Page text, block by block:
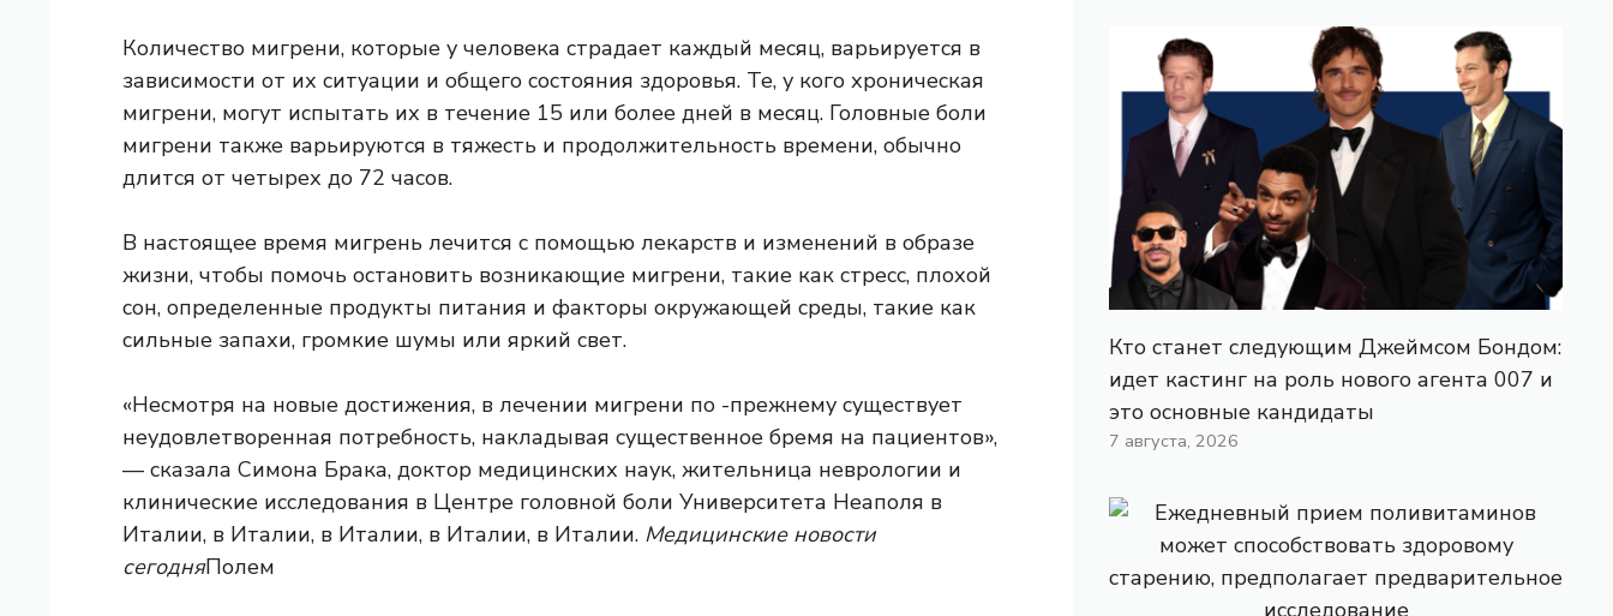
Количество мигрени, которые у человека страдает каждый месяц, варьируется в
зависимости от их ситуации и общего состояния здоровья. Те, у кого хроническая
мигрени, могут испытать их в течение 15 или более дней в месяц. Головные боли
мигрени также варьируются в тяжесть и продолжительность времени, обычно
длится от четырех до 72 часов.
В настоящее время мигрень лечится с помощью лекарств и изменений в образе
жизни, чтобы помочь остановить возникающие мигрени, такие как стресс, плохой
сон, определенные продукты питания и факторы окружающей среды, такие как
сильные запахи, громкие шумы или яркий свет.
«Несмотря на новые достижения, в лечении мигрени по -прежнему существует
неудовлетворенная потребность, накладывая существенное бремя на пациентов»,
— сказала Симона Брака, доктор медицинских наук, жительница неврологии и
клинические исследования в Центре головной боли Университета Неаполя в
Италии, в Италии, в Италии, в Италии, в Италии. Медицинские новости
сегодняПолем
Кто станет следующим Джеймсом Бондом:
идет кастинг на роль нового агента 007 и
это основные кандидаты
7 августа, 2026